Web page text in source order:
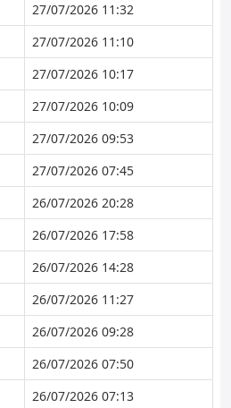
27/07/2026 11:32
27/07/2026 11:10
27/07/2026 10:17
27/07/2026 10:09
27/07/2026 09:53
27/07/2026 07:45
26/07/2026 20:28
26/07/2026 17:58
26/07/2026 14:28
26/07/2026 11:27
26/07/2026 09:28
26/07/2026 07:50
26/07/2026 07:13